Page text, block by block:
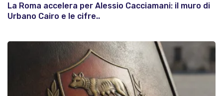
La Roma accelera per Alessio Cacciamani: il muro di
Urbano Cairo e le cifre..